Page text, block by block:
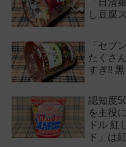
「日清
し豆腐
「セブ
たくさ
すぎ!!
認知度
を主役
ドル 紅
ド」は